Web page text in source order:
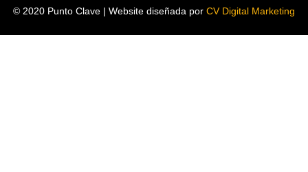
© 2020 Punto Clave | Website diseñada por CV Digital Marketing